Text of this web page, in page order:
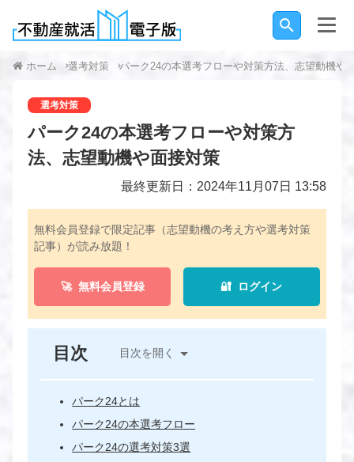
ホーム 選考対策 パーク24の本選考フローや対策方法、志望動機や
選考対策
パーク24の本選考フローや対策方
法、志望動機や面接対策
最終更新日：2024年11月07日 13:58
無料会員登録で限定記事（志望動機の考え方や選考対策
記事）が読み放題！
🚀 無料会員登録 🔐 ログイン
目次 目次を開く
パーク24とは
パーク24の本選考フロー
パーク24の選考対策3選